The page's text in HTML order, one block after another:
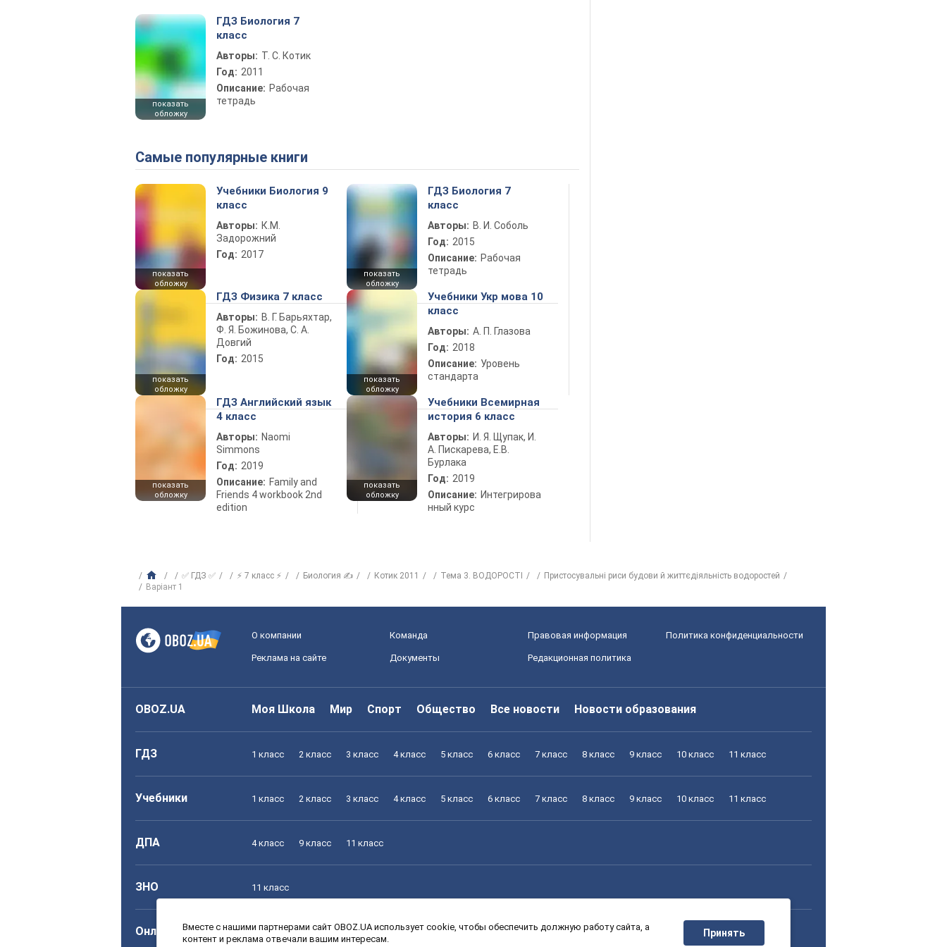
показать
обложку
ГДЗ Биология 7
класс
Авторы: Т. С. Котик
Год: 2011
Описание: Рабочая
тетрадь
Самые популярные книги
показать
обложку
Учебники Биология 9
класс
Авторы: К.М.
Задорожний
Год: 2017
показать
обложку
ГДЗ Биология 7
класс
Авторы: В. И. Соболь
Год: 2015
Описание: Рабочая
тетрадь
показать
обложку
ГДЗ Физика 7 класс
Авторы: В. Г. Барьяхтар,
Ф. Я. Божинова, С. А.
Довгий
Год: 2015
показать
обложку
Учебники Укр мова 10
класс
Авторы: А. П. Глазова
Год: 2018
Описание: Уровень
стандарта
показать
обложку
ГДЗ Английский язык
4 класс
Авторы: Naomi
Simmons
Год: 2019
Описание: Family and
Friends 4 workbook 2nd
edition
показать
обложку
Учебники Всемирная
история 6 класс
Авторы: И. Я. Щупак, И.
А. Пискарева, Е.В.
Бурлака
Год: 2019
Описание: Интегрирова
нный курс
✅ ГДЗ ✅ ⚡ 7 класс ⚡ Биология ✍ Котик 2011 Тема 3. ВОДОРОСТІ
Пристосувальні риси будови й життєдіяльність водоростей
Варіант 1
О компании Команда Правовая информация Политика конфиденциальности
Реклама на сайте Документы Редакционная политика
OBOZ.UA Моя Школа Мир Спорт Общество Все новости Новости образования
ГДЗ 1 класс 2 класс 3 класс 4 класс 5 класс 6 класс 7 класс 8 класс 9 класс 10 класс 11 класс
Учебники 1 класс 2 класс 3 класс 4 класс 5 класс 6 класс 7 класс 8 класс 9 класс 10 класс 11 класс
ДПА 4 класс 9 класс 11 класс
ЗНО 11 класс
Онлайн уроки 1 класс 2 класс 3 класс 4 класс 5 класс 6 класс 7 класс 8 класс 9 класс 10 класс 11 класс
Вместе с нашими партнерами сайт OBOZ.UA использует cookie, чтобы обеспечить должную работу сайта, а
контент и реклама отвечали вашим интересам.
Принять